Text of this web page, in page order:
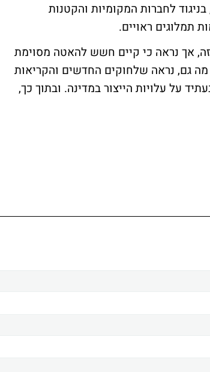
לחברות המקומיות והקטנות
תמלוגים ראויים.
אך נראה כי קיים חשש להאטה מסוימת
גם, נראה שלחוקים החדשים והקריאות
על עלויות הייצור במדינה. ובתוך כך,